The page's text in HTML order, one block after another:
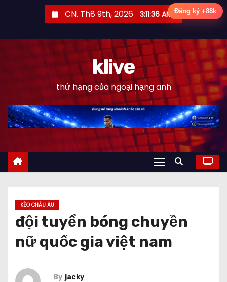
CN. Th8 9th, 2026 3:11:37 AM
klive
thứ hạng của ngoại hạng anh
KÈO CHÂU ÂU
đội tuyển bóng chuyền
nữ quốc gia việt nam
By jacky
Đăng ký +88k